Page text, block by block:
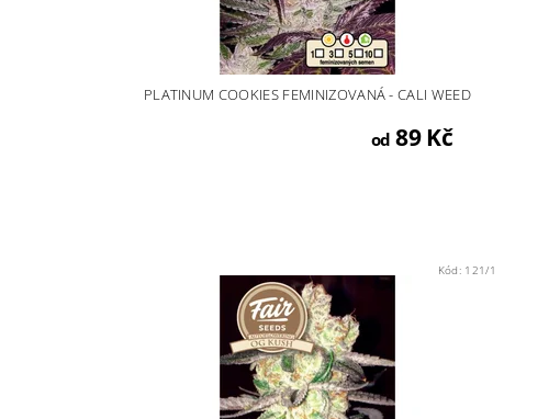
PLATINUM COOKIES FEMINIZOVANÁ - CALI WEED
od 89 Kč
Kód: 121/1